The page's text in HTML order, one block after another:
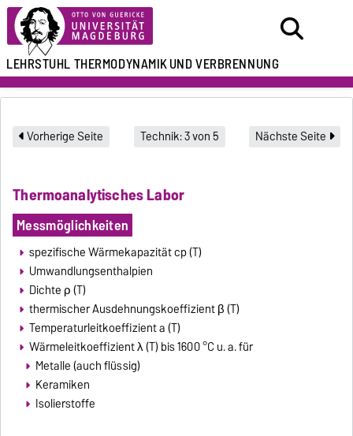
LEHRSTUHLTHERMODYNAMIKUND VERBRENNUNG
Vorherige Seite Technik: 3 von 5 Nächste Seite
Thermoanalytisches Labor
Messmöglichkeiten
spezifische Wärmekapazität cp (T)
Umwandlungsenthalpien
Dichte ρ (T)
thermischer Ausdehnungskoeffizient β (T)
Temperaturleitkoeffizient a (T)
Wärmeleitkoeffizient λ (T) bis 1600 °C u. a. für
Metalle (auch flüssig)
Keramiken
Isolierstoffe